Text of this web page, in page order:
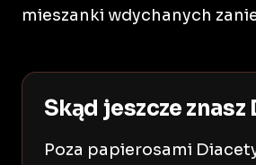
mieszanki wdychanych
Skąd jeszcze
Poza papierosami